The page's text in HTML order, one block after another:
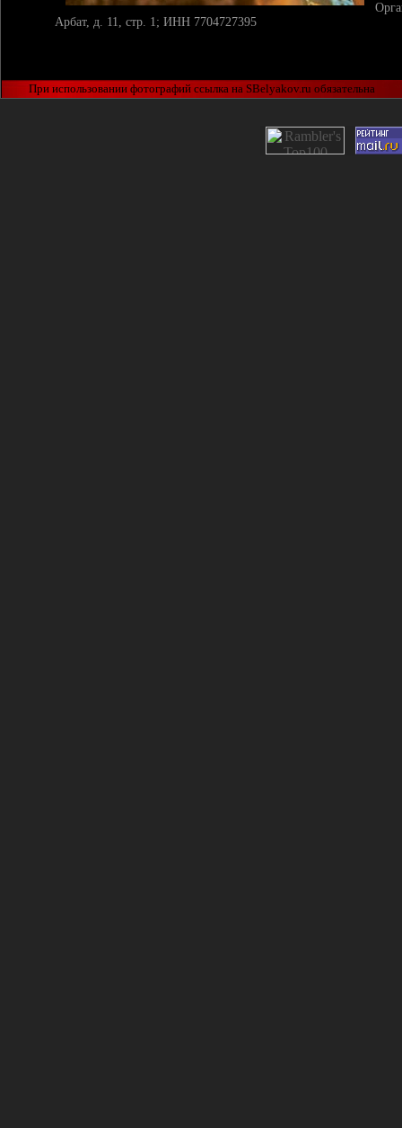
Арбат, д. 11, стр. 1; ИНН 7704727395
При использовании фотографий ссылка на SBelyakov.ru обязательна